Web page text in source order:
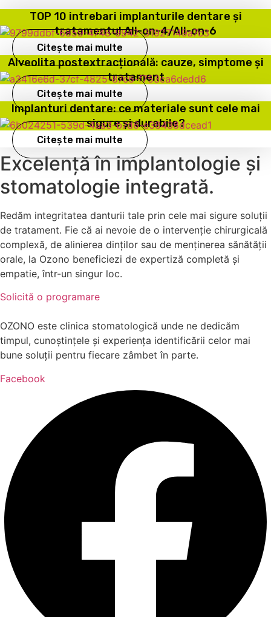
TOP 10 intrebari implanturile dentare și
tratamentul All-on-4/All-on-6
Citește mai multe
Alveolita postextracțională: cauze, simptome și
tratament
Citește mai multe
Implanturi dentare: ce materiale sunt cele mai
sigure și durabile?
Citește mai multe
Excelență în implantologie și
stomatologie integrată.
Redăm integritatea danturii tale prin cele mai sigure soluții
de tratament. Fie că ai nevoie de o intervenție chirurgicală
complexă, de alinierea dinților sau de menținerea sănătății
orale, la Ozono beneficiezi de expertiză completă și
empatie, într-un singur loc.
Solicită o programare
OZONO este clinica stomatologică unde ne dedicăm
timpul, cunoștințele și experiența identificării celor mai
bune soluții pentru fiecare zâmbet în parte.
Facebook